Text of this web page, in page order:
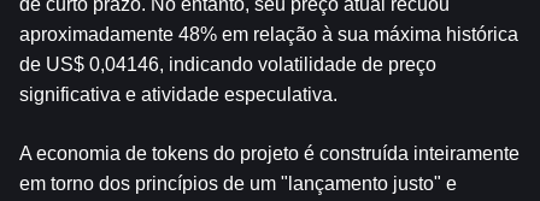
de curto prazo. No entanto, seu preço atual recuou
aproximadamente 48% em relação à sua máxima histórica
de US$ 0,04146, indicando volatilidade de preço
significativa e atividade especulativa.
A economia de tokens do projeto é construída inteiramente
em torno dos princípios de um "lançamento justo" e